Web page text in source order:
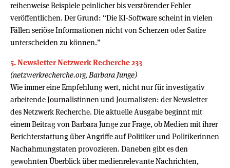
reihenweise Beispiele peinlicher bis verstörender Fehler
veröffentlichen. Der Grund: “Die KI-Software scheint in vielen
Fällen seriöse Informationen nicht von Scherzen oder Satire
unterscheiden zu können.”
5. Newsletter Netzwerk Recherche 233
(netzwerkrecherche.org, Barbara Junge)
Wie immer eine Empfehlung wert, nicht nur für investigativ
arbeitende Journalistinnen und Journalisten: der Newsletter
des Netzwerk Recherche. Die aktuelle Ausgabe beginnt mit
einem Beitrag von Barbara Junge zur Frage, ob Medien mit ihrer
Berichterstattung über Angriffe auf Politiker und Politikerinnen
Nachahmungstaten provozieren. Daneben gibt es den
gewohnten Überblick über medienrelevante Nachrichten,